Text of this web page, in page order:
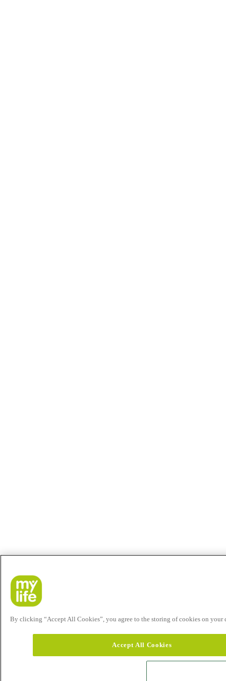
By clicking “Accept All Cookies”, you agree to the storing of cookies on your
Accept All Cookies